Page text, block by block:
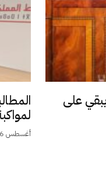
أخنوش يبقي على
أغسطس 6, 2026